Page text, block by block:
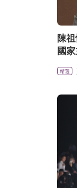
陳
國
精選